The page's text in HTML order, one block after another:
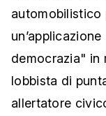
democrazia" in
lobbista di
allertatore